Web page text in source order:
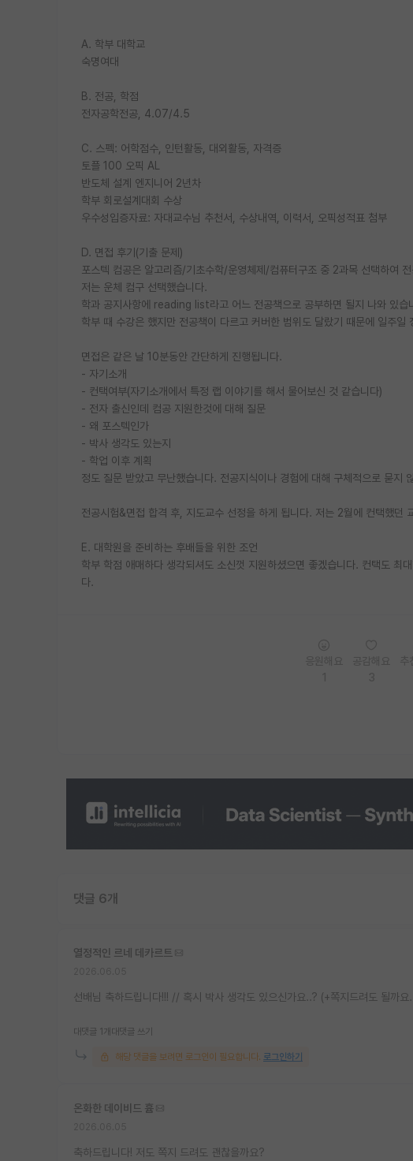
A. 학부 대학교
숙명여대
B. 전공, 학점
전자공학전공, 4.07/4.5
C. 스펙: 어학점수, 인턴활동, 대외활동, 자격증
토플 100 오픽 AL
반도체 설계 엔지니어 2년차
학부 회로설계대회 수상
우수성입증자료: 자대교수님 추천서, 수상내역, 이력서, 오픽성적표 첨부
D. 면접 후기(기출 문제)
포스텍 컴공은 알고리즘/기초수학/운영체제/컴퓨터구조 중 2과목 선택하여
저는 운체 컴구 선택했습니다.
학과 공지사항에 reading list라고 어느 전공책으로 공부하면 될지 나와 있습
학부 때 수강은 했지만 전공책이 다르고 커버한 범위도 달랐기 때문에 일주일
면접은 같은 날 10분동안 간단하게 진행됩니다.
- 자기소개
- 컨택여부(자기소개에서 특정 랩 이야기를 해서 물어보신 것 같습니다)
- 전자 출신인데 컴공 지원한것에 대해 질문
- 왜 포스텍인가
- 박사 생각도 있는지
- 학업 이후 계획
정도 질문 받았고 무난했습니다. 전공지식이나 경험에 대해 구체적으로 묻지
전공시험&면접 합격 후, 지도교수 선정을 하게 됩니다. 저는 2월에 컨택했던
E. 대학원을 준비하는 후배들을 위한 조언
학부 학점 애매하다 생각되셔도 소신껏 지원하셨으면 좋겠습니다. 컨택도 최
다.
댓글 6개
열정적인 르네 데카르트
선배님 축하드립니다!!! // 혹시 박사 생각도 있으신가요..? (+쪽지드려도 될까요
대댓글 1개 대댓글 쓰기
해당 댓글을 보려면 로그인이 필요합니다. 로그인하기
온화한 데이비드 흄
축하드립니다! 저도 쪽지 드려도 괜찮을까요?